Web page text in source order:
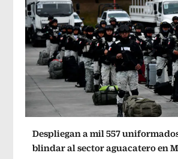
Despliegan a mil 557
blindar al sector aguacatero en